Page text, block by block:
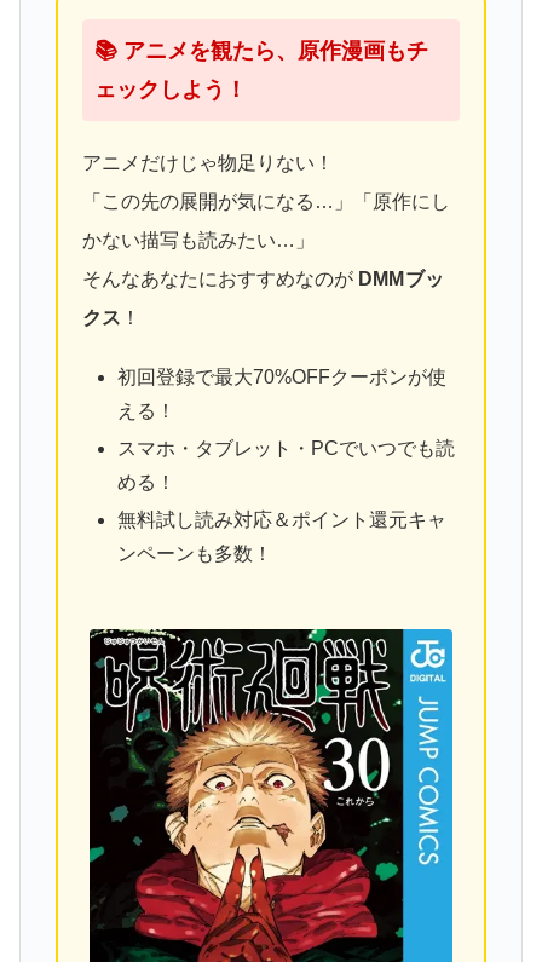
📚 アニメを観たら、原作漫画もチ
ェックしよう！
アニメだけじゃ物足りない！
「この先の展開が気になる…」「原作にし
かない描写も読みたい…」
そんなあなたにおすすめなのが DMMブッ
クス ！
初回登録で最大70%OFFクーポンが使
える！
スマホ・タブレット・PCでいつでも読
める！
無料試し読み対応＆ポイント還元キャ
ンペーンも多数！